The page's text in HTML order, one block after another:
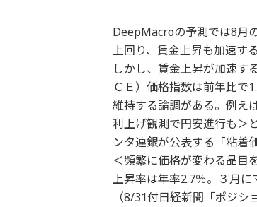
DeepMacroの予測では8月
上回り、賃金上昇も加速す
しかし、賃金上昇が加速す
ＣＥ）価格指数は前年比で
維持する論調がある。例え
利上げ観測で円安進行も＞
ンタ連銀が公表する「粘着
＜頻繁に価格が変わる品目
上昇率は年率2.7％。３月
（8/31付日経新聞「ポジ